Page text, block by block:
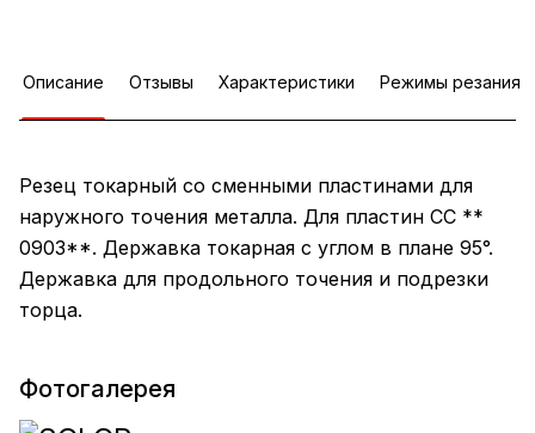
Описание Отзывы Характеристики Режимы резания
Резец токарный со сменными пластинами для
наружного точения металла. Для пластин CC **
0903**. Державка токарная c углом в плане 95°.
Державка для продольного точения и подрезки
торца.
Фотогалерея